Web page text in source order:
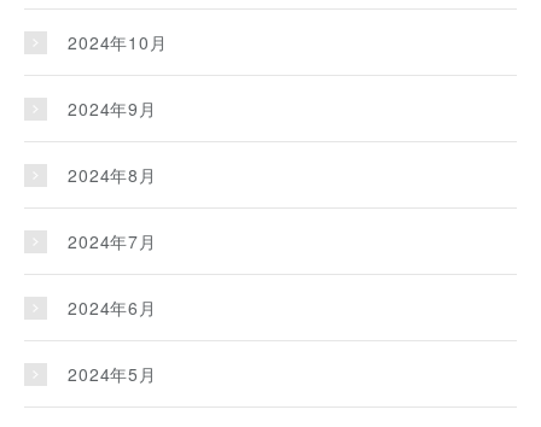
2024年10月
2024年9月
2024年8月
2024年7月
2024年6月
2024年5月